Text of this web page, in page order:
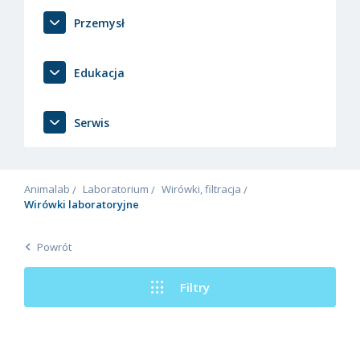
Przemysł
Edukacja
Serwis
Animalab Laboratorium
Wirówki, filtracja
Wirówki laboratoryjne
Powrót
Filtry